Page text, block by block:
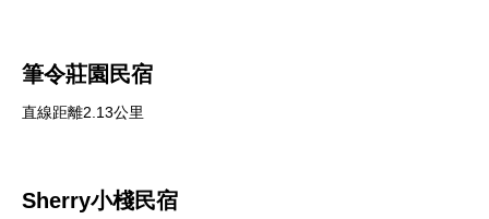
筆令莊園民宿
直線距離2.13公里
Sherry小棧民宿